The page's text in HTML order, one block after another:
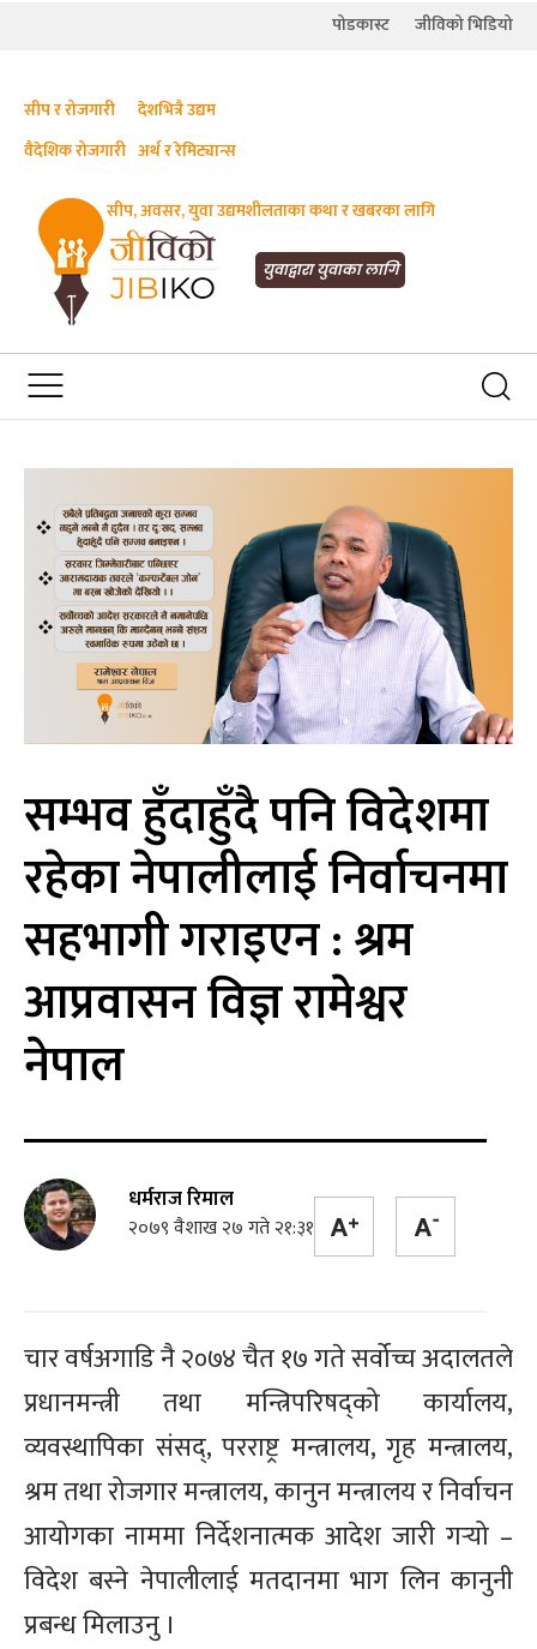
पोडकास्ट जीविको भिडियो
युवाद्वारा युवाका लागि
JIBIKO.COM
तपाईंको जीविकाको साथी
सीप, अवसर, युवा उद्यमशीलताका कथा र खबरका लागि
सीप र रोजगारी
देशभित्रै उद्यम
वैदेशिक रोजगारी अर्थ र रेमिट्यान्स
सम्भव हुँदाहुँदै पनि विदेशमा
रहेका नेपालीलाई निर्वाचनमा
सहभागी गराइएन : श्रम
आप्रवासन विज्ञ रामेश्वर
नेपाल
धर्मराज रिमाल
२०७९ वैशाख २७ गते २१:३१
चार वर्षअगाडि नै २०७४ चैत १७ गते सर्वोच्च अदालतले
प्रधानमन्त्री तथा मन्त्रिपरिषद्को कार्यालय,
व्यवस्थापिका संसद्, परराष्ट्र मन्त्रालय, गृह मन्त्रालय,
श्रम तथा रोजगार मन्त्रालय, कानुन मन्त्रालय र निर्वाचन
आयोगका नाममा निर्देशनात्मक आदेश जारी गर्‍यो –
विदेश बस्ने नेपालीलाई मतदानमा भाग लिन कानुनी
प्रबन्ध मिलाउनु ।